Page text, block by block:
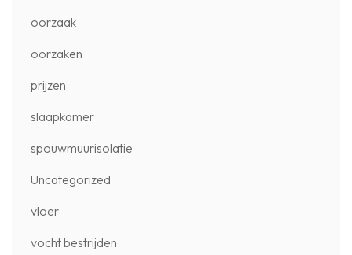
oorzaak
oorzaken
prijzen
slaapkamer
spouwmuurisolatie
Uncategorized
vloer
vocht bestrijden